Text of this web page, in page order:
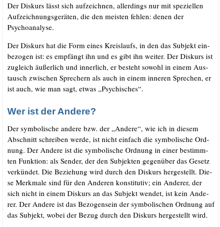
Der Dis­kurs lässt sich auf­zeich­nen, aller­dings nur mit spe­zi­el­len
Auf­zeich­nungs­ge­rä­ten, die den meis­ten feh­len: denen der
Psychoanalyse.
Der Dis­kurs hat die Form eines Kreis­laufs, in den das Sub­jekt ein­
be­zo­gen ist: es emp­fängt ihn und es gibt ihn wei­ter. Der Dis­kurs ist
zugleich äußer­lich und inner­lich, er besteht sowohl in einem Aus­
tausch zwi­schen Spre­chern als auch in einem inne­ren Spre­chen, er
ist auch, wie man sagt, etwas „Psy­chi­sches“.
Wer ist der Andere?
Der sym­bo­li­sche ande­re bzw. der „Ande­re“, wie ich in die­sem
Abschnitt schrei­ben wer­de, ist nicht ein­fach die sym­bo­li­sche Ord­
nung. Der Ande­re ist die sym­bo­li­sche Ord­nung in einer bestimm­
ten Funk­ti­on: als Sen­der, der den Sub­jek­ten gegen­über das Gesetz
ver­kün­det. Die Bezie­hung wird durch den Dis­kurs her­ge­stellt. Die­
se Merk­ma­le sind für den Ande­ren kon­sti­tu­tiv; ein Ande­rer, der
sich nicht in einem Dis­kurs an das Sub­jekt wen­det, ist kein Ande­
rer. Der Ande­re ist das Bezo­gen­sein der sym­bo­li­schen Ord­nung auf
das Sub­jekt, wobei der Bezug durch den Dis­kurs her­ge­stellt wird.